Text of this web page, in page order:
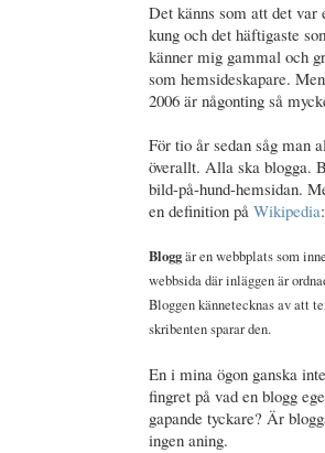
Det känns som att det var
kung och det häftigaste
känner mig gammal och
som hemsideskapare.
2006 är någonting så
För tio år sedan såg man
överallt. Alla ska blogga.
bild-på-hund-hemsidan.
en definition på Wikipedia:
Bloggär en webbplats som
webbsida där inläggen är
Bloggen kännetecknas av att
skribenten sparar den.
En i mina ögon ganska
fingret på vad en blogg
gapande tyckare? Är
ingen aning.